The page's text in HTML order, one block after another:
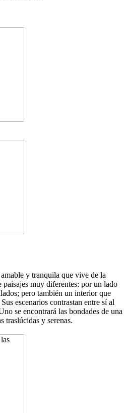
y tranquila que vive de la
muy diferentes: por un lado
pero también un interior que
escenarios contrastan entre sí al
se encontrará las bondades de una
traslúcidas y serenas.